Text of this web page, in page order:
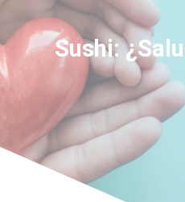
Sushi: